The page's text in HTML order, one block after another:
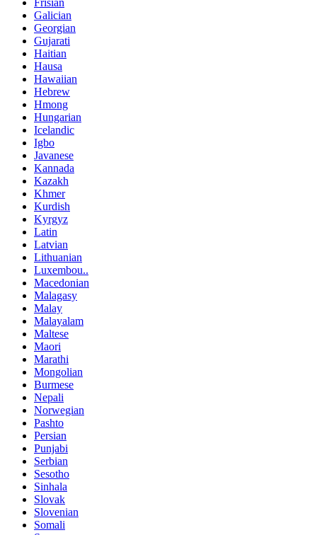
Frisian
Galician
Georgian
Gujarati
Haitian
Hausa
Hawaiian
Hebrew
Hmong
Hungarian
Icelandic
Igbo
Javanese
Kannada
Kazakh
Khmer
Kurdish
Kyrgyz
Latin
Latvian
Lithuanian
Luxembou..
Macedonian
Malagasy
Malay
Malayalam
Maltese
Maori
Marathi
Mongolian
Burmese
Nepali
Norwegian
Pashto
Persian
Punjabi
Serbian
Sesotho
Sinhala
Slovak
Slovenian
Somali